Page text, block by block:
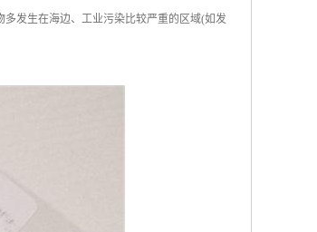
发生在海边、工业污染比较严重的区域(如发